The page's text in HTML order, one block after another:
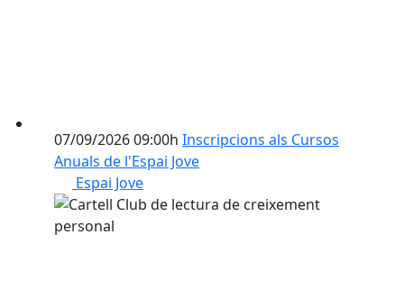
07/09/2026 09:00h Inscripcions als Cursos
Anuals de l'Espai Jove
Espai Jove